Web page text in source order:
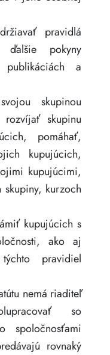
pravidlá
pokyny
a
skupinou
rozvíjať skupinu
pomáhať,
kupujúcich,
kupujúcimi,
kurzoch
kupujúcich s
ako aj
pravidiel
nemá riaditeľ
so
spoločnosťami
rovnaký